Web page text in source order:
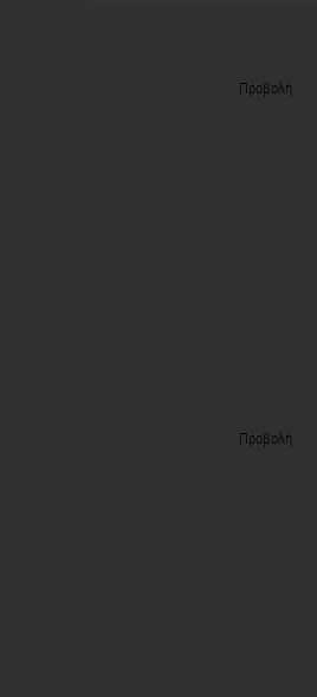
Προβολή
Προβολή